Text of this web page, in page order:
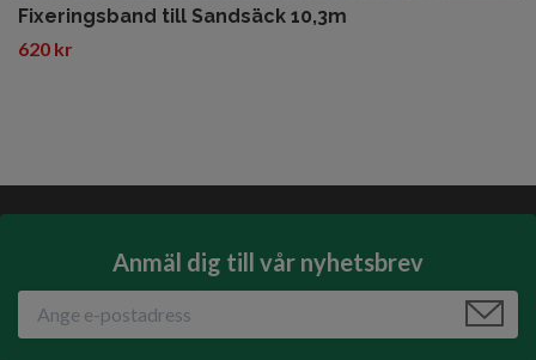
Fixeringsband till Sandsäck 10,3m
620 kr
Anmäl dig till vår nyhetsbrev